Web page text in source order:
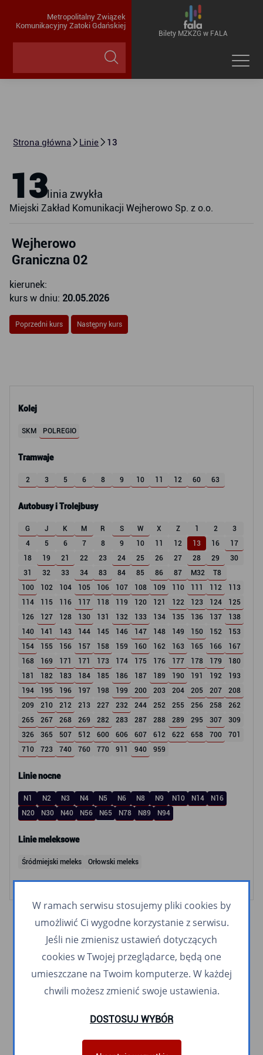
Metropolitalny Związek
Komunikacyjny Zatoki Gdańskiej
Bilety MZKZG w FALA
Strona główna Linie 13
Kolej
SKM POLREGIO
Tramwaje
2 3 5 6 8 9 10 11 12 60 63
Autobusy i Trolejbusy
G J K M R S W X Z 1 2
3
4
5 6 7 8 9 10 11 12 13 16
17
18
19 21 22 23 24 25 26 27 28 29
30
31
32 33 34 83 84 85 86 87 M32
T8
100
102 104 105 106 107 108 109 110 111 112
113
114
115 116 117 118 119 120 121 122 123 124
125
126
127 128 130 131 132 133 134 135 136 137
138
140
141 143 144 145 146 147 148 149 150 152
153
154
155 156 157 158 159 160 162 163 165 166
167
168
169 171 171 173 174 175 176 177 178 179
180
181
182 183 184 185 186 187 189 190 191 192
193
194
195 196 197 198 199 200 203 204 205 207
208
209
210 212 213 227 232 244 252 255 256 258
262
265
267 268 269 282 283 287 288 289 295 307
309
326
365 507 512 600 606 607 612 622 658 700
701
710
723 740 760 770 911 940 959
Linie nocne
N1 N2 N3 N4 N5 N6 N8 N9 N10 N14
N16
N20
N30 N40 N56 N65 N78 N89 N94
Linie meleksowe
Śródmiejski meleks Orłowski meleks
13linia zwykła
Miejski Zakład Komunikacji Wejherowo Sp. z o.o.
Wejherowo
Graniczna 02
kierunek:
kurs w dniu: 20.05.2026
Poprzedni kurs Następny kurs
W ramach serwisu stosujemy pliki cookies by
umożliwić Ci wygodne korzystanie z serwisu.
Jeśli nie zmienisz ustawień dotyczących
cookies w Twojej przeglądarce, będą one
umieszczane na Twoim komputerze. W każdej
chwili możesz zmienić swoje ustawienia.
DOSTOSUJ WYBÓR